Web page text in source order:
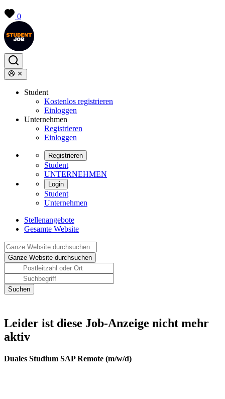
0
Student
Kostenlos registrieren
Einloggen
Unternehmen
Registrieren
Einloggen
Registrieren
Student
UNTERNEHMEN
Login
Student
Unternehmen
Stellenangebote
Gesamte Website
Leider ist diese Job-Anzeige nicht mehr
aktiv
Duales Studium SAP Remote (m/w/d)